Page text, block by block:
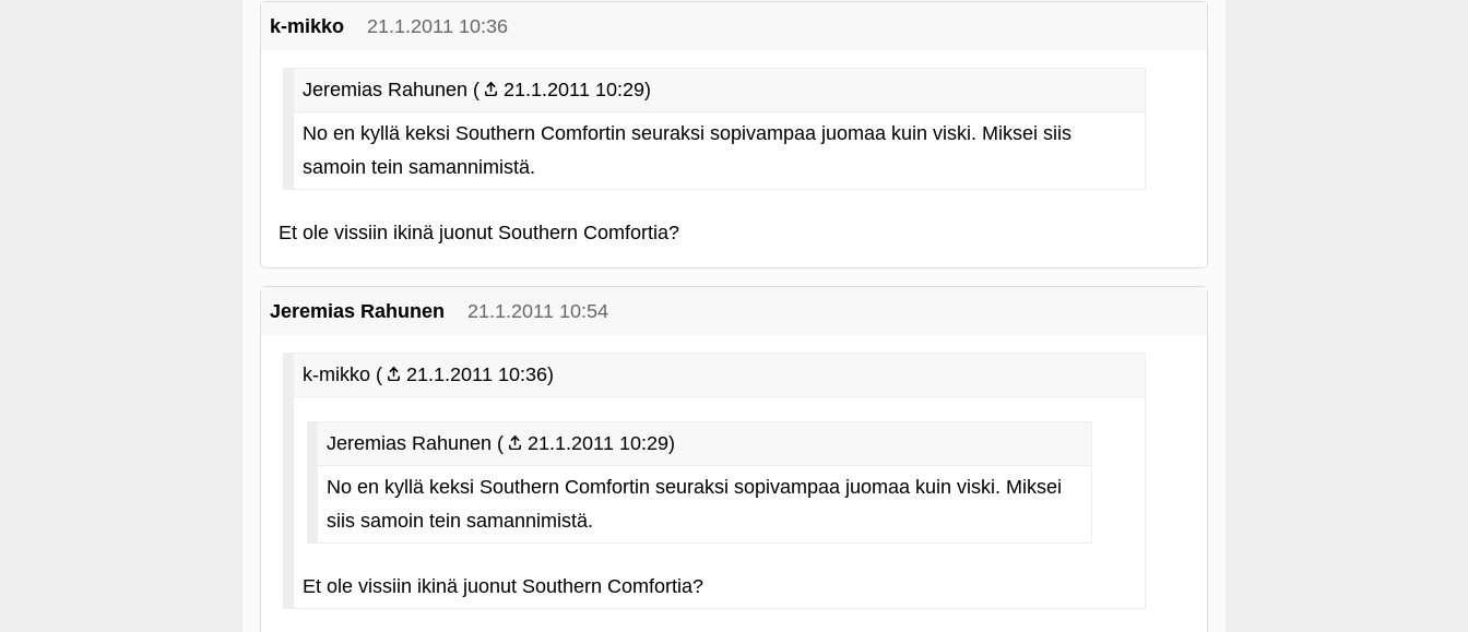
k-mikko 21.1.2011 10:36
Jeremias Rahunen (
21.1.2011 10:29)
No en kyllä keksi Southern Comfortin seuraksi sopivampaa juomaa kuin viski. Miksei siis
samoin tein samannimistä.
Et ole vissiin ikinä juonut Southern Comfortia?
Jeremias Rahunen 21.1.2011 10:54
k-mikko ( 21.1.2011 10:36)
Jeremias Rahunen (
21.1.2011 10:29)
No en kyllä keksi Southern Comfortin seuraksi sopivampaa juomaa kuin viski. Miksei
siis samoin tein samannimistä.
Et ole vissiin ikinä juonut Southern Comfortia?